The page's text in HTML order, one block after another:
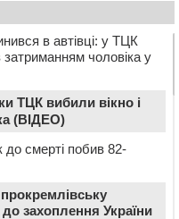
в автівці: у ТЦК
чоловіка у
ТЦК вибили вікно і
(ВІДЕО)
до смерті побив 82-
до захоплення України